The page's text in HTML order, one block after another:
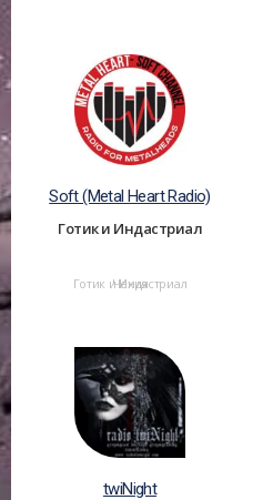
Soft (Metal Heart Radio)
Готик и Индастриал
Готик и Индастриал
Чехия
twiNight